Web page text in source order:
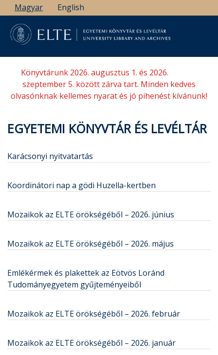
Ugrás
a
tartalomra
Magyar English
Könyvtárunk 2026. augusztus 1. és 2026.
szeptember 5. között zárva tart. Minden kedves
olvasónknak kellemes nyarat és jó pihenést kívánunk!
EGYETEMI KÖNYVTÁR ÉS LEVÉLTÁR
Karácsonyi nyitvatartás
Koordinátori nap a gödi Huzella-kertben
Mozaikok az ELTE örökségéből – 2026. június
Mozaikok az ELTE örökségéből – 2026. május
Emlékérmek és plakettek az Eötvös Loránd
Tudományegyetem gyűjteményeiből
Mozaikok az ELTE örökségéből – 2026. február
Mozaikok az ELTE örökségéből – 2026. január